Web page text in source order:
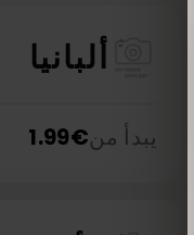
ألبانيا
يبدأ من€
1.99